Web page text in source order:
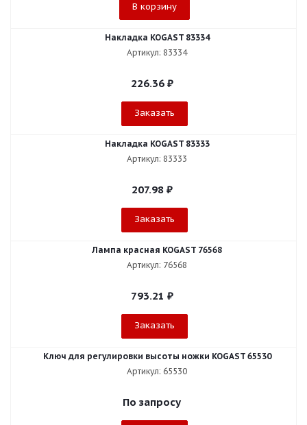
В корзину
Накладка KOGAST 83334
Артикул: 83334
226.36₽
Заказать
Накладка KOGAST 83333
Артикул: 83333
207.98₽
Заказать
Лампа красная KOGAST 76568
Артикул: 76568
793.21 ₽
Заказать
Ключ для регулировки высоты ножки KOGAST 65530
Артикул: 65530
По запросу